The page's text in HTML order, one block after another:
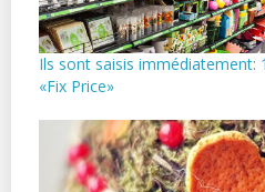
Ils sont saisis immédiatement:
«Fix Price»